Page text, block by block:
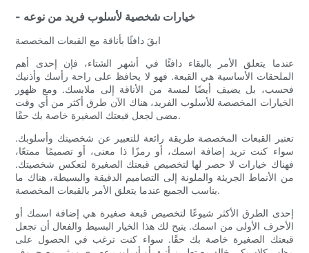
- خيارات شخصية لأسلوب فريد من نوعه
ابقَ دافئًا بأناقة مع القبعات المخصصة
عندما يتعلق الأمر بالبقاء دافئًا في أشهر الشتاء، فإن إحدى أهم
الملحقات الأساسية هي القبعة. فهو لا يحافظ على راحة رأسك وأذنيك
فحسب، بل يضيف أيضًا لمسة من الأناقة إلى ملابسك. ومع ظهور
الخيارات المخصصة للأسلوب الفريد، هناك الآن طرق أكثر من أي وقت
مضى لجعل قبعتك الصغيرة خاصة بك حقًا.
تعتبر القبعات المخصصة طريقة رائعة للتعبير عن شخصيتك وأسلوبك.
سواء كنت تريد إضافة اسمك، أو رمزًا ذا معنى، أو تصميمًا ممتعًا،
فهناك خيارات لا حصر لها لتخصيص قبعتك الصغيرة لتعكس شخصيتك.
من الأنماط الجريئة والملونة إلى التصاميم الدقيقة والبسيطة، هناك ما
يناسب الجميع عندما يتعلق الأمر بالقبعات المخصصة.
إحدى الطرق الأكثر شيوعًا لتخصيص قبعة صغيرة هي إضافة اسمك أو
الأحرف الأولى من اسمك. يتيح لك هذا الخيار البسيط والفعال أن تجعل
قبعتك الصغيرة خاصة بك حقًا. سواء كنت ترغب في الحصول على